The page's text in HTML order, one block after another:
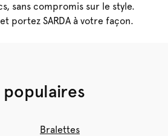
sans compromis sur le style.
portez SARDA à votre façon.
Bralettes